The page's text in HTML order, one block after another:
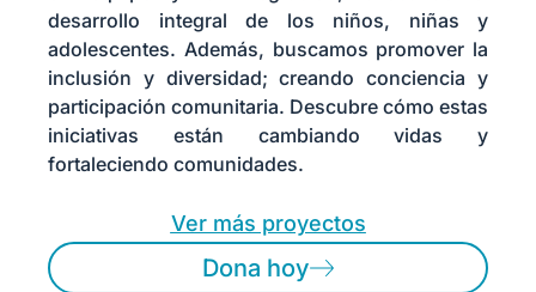
desarrollo integral de los niños, niñas y
adolescentes. Además, buscamos promover la
inclusión y diversidad; creando conciencia y
participación comunitaria. Descubre cómo estas
iniciativas están cambiando vidas y
fortaleciendo comunidades.
Ver más proyectos
Dona hoy